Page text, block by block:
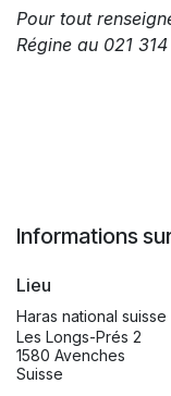
Pour tout
Régine au 021
Informations
Lieu
Haras national suisse
Les Longs-Prés 2
1580 Avenches
Suisse